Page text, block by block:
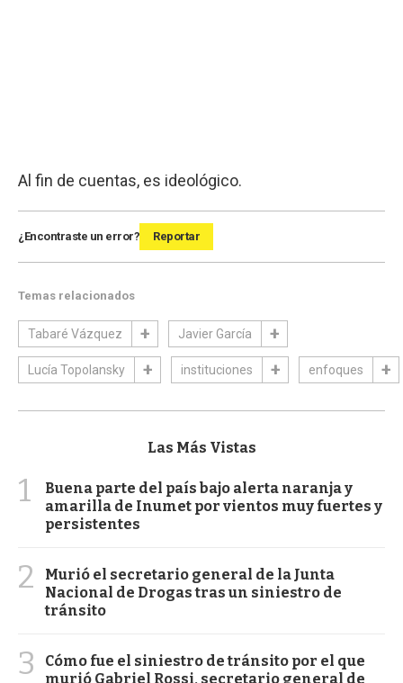
Al fin de cuentas, es ideológico.
¿Encontraste un error? Reportar
Temas relacionados
Tabaré Vázquez Javier García
Lucía Topolansky instituciones enfoques
Las Más Vistas
1
Buena parte del país bajo alerta naranja y
amarilla de Inumet por vientos muy fuertes y
persistentes
2
Murió el secretario general de la Junta
Nacional de Drogas tras un siniestro de
tránsito
3
Cómo fue el siniestro de tránsito por el que
murió Gabriel Rossi, secretario general de